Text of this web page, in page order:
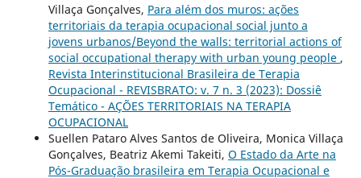
Villaça Gonçalves, Para além dos muros: ações
territoriais da terapia ocupacional social junto a
jovens urbanos/Beyond the walls: territorial actions of
social occupational therapy with urban young people ,
Revista Interinstitucional Brasileira de Terapia
Ocupacional - REVISBRATO: v. 7 n. 3 (2023): Dossiê
Temático - AÇÕES TERRITORIAIS NA TERAPIA
OCUPACIONAL
Suellen Pataro Alves Santos de Oliveira, Monica Villaça
Gonçalves, Beatriz Akemi Takeiti, O Estado da Arte na
Pós-Graduação brasileira em Terapia Ocupacional e